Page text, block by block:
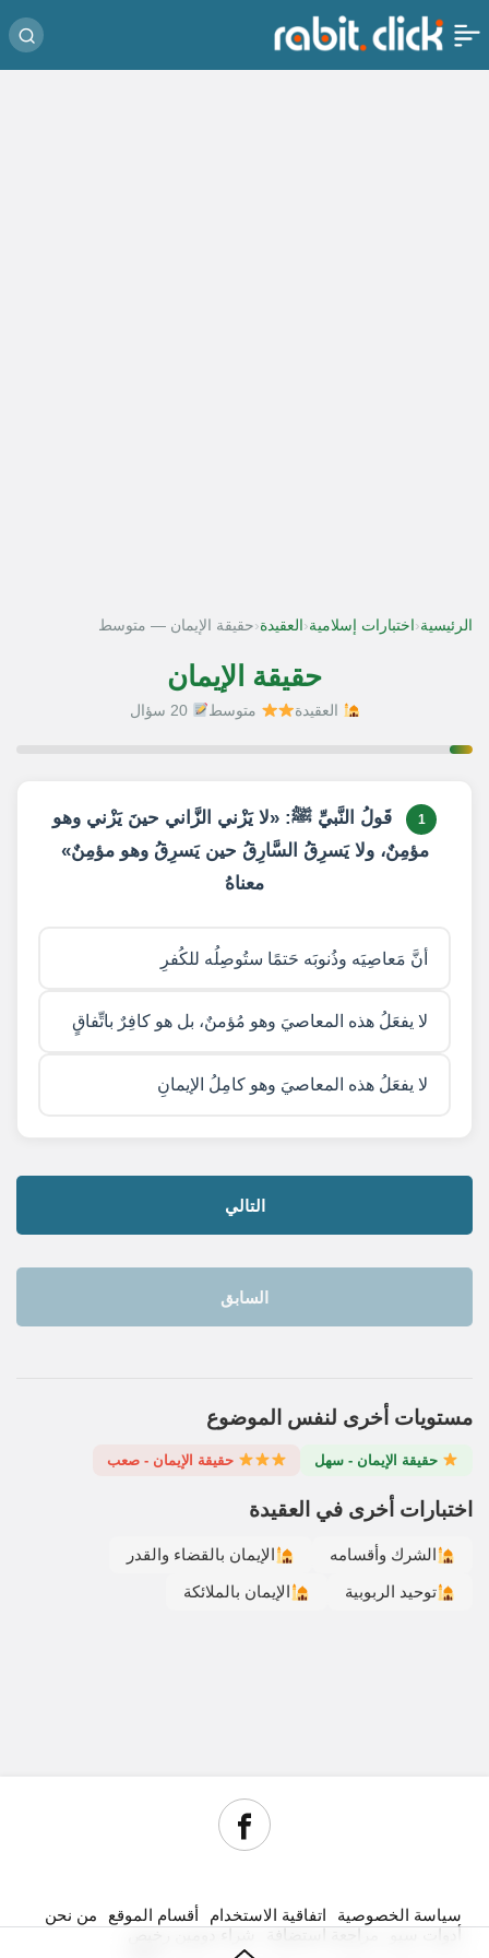
الرئيسية‹ اختبارات إسلامية‹ العقيدة‹حقيقة الإيمان — متوسط
حقيقة الإيمان
العقيدة متوسط 20 سؤال
1
قَولُ النَّبيِّ ﷺ: «لا يَزْني الزَّاني حينَ يَزْني وهو
مؤمِنٌ، ولا يَسرِقُ السَّارِقُ حين يَسرِقُ وهو مؤمِنٌ»
معناهُ
أنَّ مَعاصِيَه وذُنوبَه حَتمًا ستُوصِلُه للكُفرِ
لا يفعَلُ هذه المعاصيَ وهو مُؤمنٌ، بل هو كافِرٌ باتِّفاقٍ
لا يفعَلُ هذه المعاصيَ وهو كامِلُ الإيمانِ
السابق
التالي
مستويات أخرى لنفس الموضوع
حقيقة الإيمان - سهل حقيقة الإيمان - صعب
اختبارات أخرى في العقيدة
الشرك وأقسامه
الإيمان بالقضاء والقدر
توحيد الربوبية
الإيمان بالملائكة
سياسة الخصوصية اتفاقية الاستخدام أقسام الموقع
من نحن